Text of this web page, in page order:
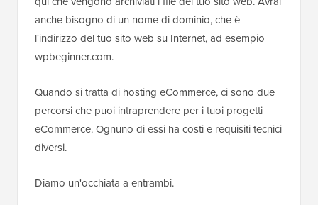
anche bisogno di un nome di dominio, che è
l'indirizzo del tuo sito web su Internet, ad esempio
wpbeginner.com.
Quando si tratta di hosting eCommerce, ci sono due
percorsi che puoi intraprendere per i tuoi progetti
eCommerce. Ognuno di essi ha costi e requisiti tecnici
diversi.
Diamo un'occhiata a entrambi.